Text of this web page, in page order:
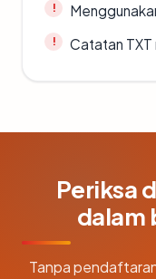
Catatan
Periksa
dalam
Tanpa